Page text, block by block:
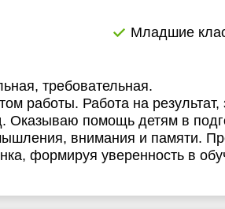
Младшие
требовательная.
работы. Работа на результат,
Оказываю помощь детям в
внимания и памяти.
формируя уверенность в